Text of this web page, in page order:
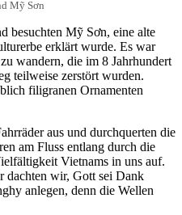
Mỹ Sơn
besuchten Mỹ Sơn, eine alte
erklärt wurde. Es war
wandern, die im 8 Jahrhundert
teilweise zerstört wurden.
filigranen Ornamenten
aus und durchquerten die
am Fluss entlang durch die
Vietnams in uns auf.
dachten wir, Gott sei Dank
anlegen, denn die Wellen